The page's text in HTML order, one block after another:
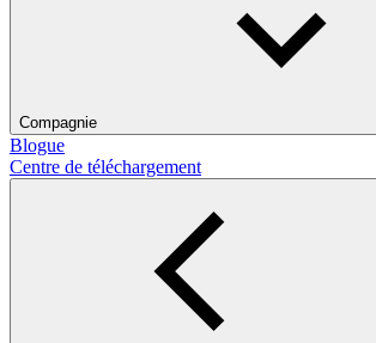
Compagnie
Blogue
Centre de téléchargement